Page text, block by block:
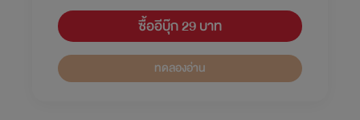
ซื้ออีบุ๊ก 29 บาท
ทดลองอ่าน